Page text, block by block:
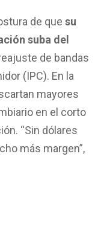
de que su
suba del
de bandas
(IPC). En la
mayores
en el corto
“Sin dólares
más margen”,